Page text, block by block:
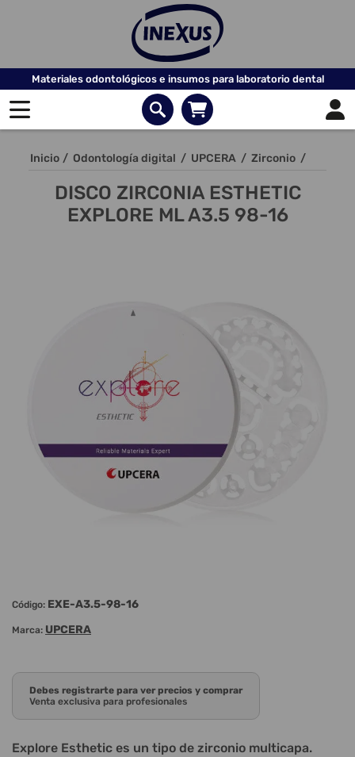
Materiales odontológicos e insumos para laboratorio dental
Inicio / Odontología digital / UPCERA / Zirconio /
DISCO ZIRCONIA ESTHETIC
EXPLORE ML A3.5 98-16
Código: EXE-A3.5-98-16
Marca: UPCERA
Debes registrarte para ver precios y comprar
Venta exclusiva para profesionales
Explore Esthetic es un tipo de zirconio multicapa.